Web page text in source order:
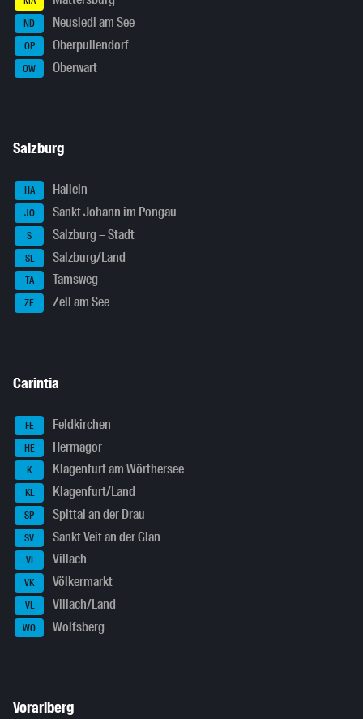
ND Neusiedl am See
OP Oberpullendorf
OW Oberwart
Salzburg
HA Hallein
JO Sankt Johann im Pongau
S Salzburg – Stadt
SL Salzburg/Land
TA Tamsweg
ZE Zell am See
Carintia
FE Feldkirchen
HE Hermagor
K Klagenfurt am Wörthersee
KL Klagenfurt/Land
SP Spittal an der Drau
SV Sankt Veit an der Glan
VI Villach
VK Völkermarkt
VL Villach/Land
WO Wolfsberg
Vorarlberg